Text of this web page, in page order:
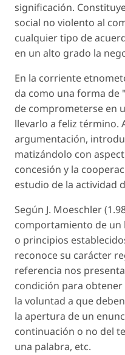
significación.
social no violento al
cualquier tipo de
en un alto grado la
En la corriente
da como una forma de
de comprometerse en
llevarlo a feliz término.
argumentación,
matizándolo con
concesión y la
estudio de la actividad
Según J. Moeschler
comportamiento de un
o principios
reconoce su carácter
referencia nos
condición para
la voluntad a que
la apertura de un
continuación o no del
una palabra, etc.